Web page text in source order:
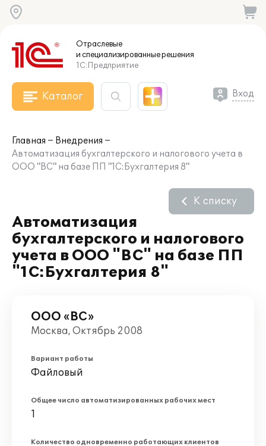
Отраслевые
и специализированныерешения
1С:Предприятие
Каталог Вход
Главная
Внедрения
Автоматизация бухгалтерского и налогового учета в
ООО "ВС" на базе ПП "1С:Бухгалтерия 8"
Автоматизация
бухгалтерского и налогового
учета в ООО "ВС" на базе ПП
"1С:Бухгалтерия 8"
К списку
ООО «ВС»
Москва, Октябрь 2008
Вариант работы
Файловый
Общее число автоматизированных рабочих мест
1
Количество одновременно работающих клиентов